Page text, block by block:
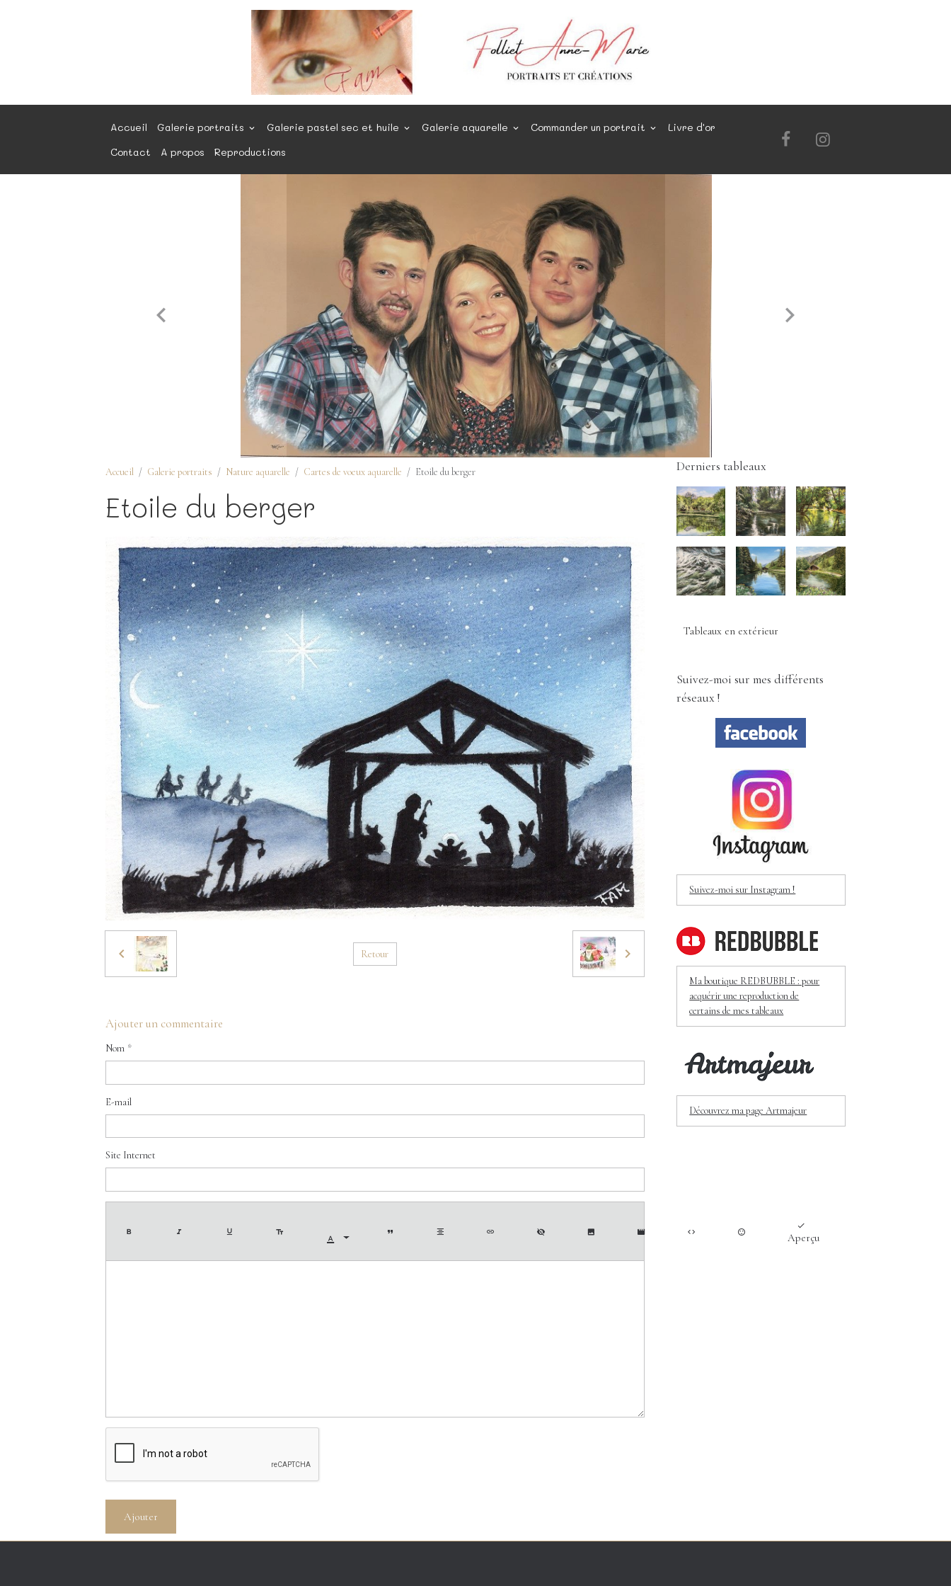
Accueil Galerie portraits Galerie pastel sec et huile Galerie aquarelle Commander un portrait
Livre d'or
Contact
A propos Reproductions
Accueil Galerie portraits Nature aquarelle Cartes de voeux aquarelle Etoile du berger
Etoile du berger
Retour
Ajouter un commentaire
Nom
E-mail
Site Internet
Aperçu
Ajouter
Derniers tableaux
Tableaux en extérieur
Suivez-moi sur mes différents
réseaux !
Suivez-moi sur Instagram !
Ma boutique REDBUBBLE : pour
acquérir une reproduction de
certains de mes tableaux
Découvrez ma page Artmajeur